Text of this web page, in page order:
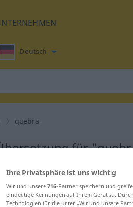
Deutsch
quebra
für
Ihre Privatsphäre ist uns wichtig
Wir und unsere 716-Partner speichern und
eindeutige Kennungen auf Ihrem Gerät zu.
Technologien für die unter „Wir und unsere